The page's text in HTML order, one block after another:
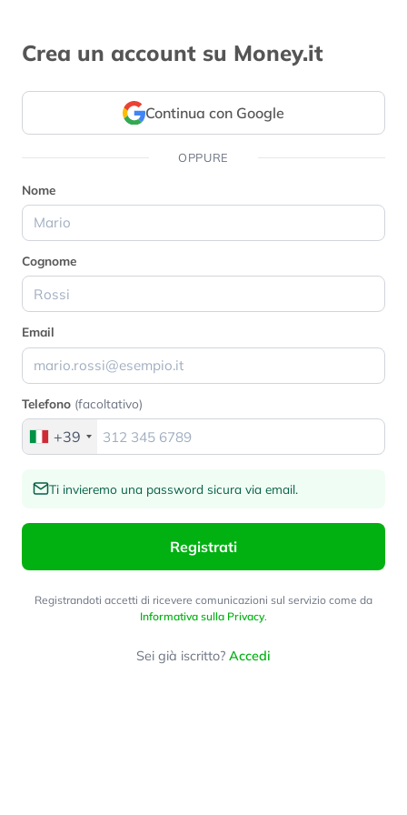
Crea un account su Money.it
Continua con Google
OPPURE
Nome
Cognome
Email
Telefono (facoltativo)
+39
Ti invieremo una password sicura via email.
Registrati
Registrandoti accetti di ricevere comunicazioni sul servizio come da
Informativa sulla Privacy.
Sei già iscritto? Accedi